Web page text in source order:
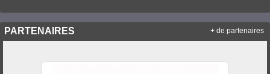
PARTENAIRES + de partenaires